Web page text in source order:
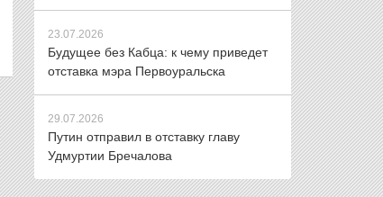
23.07.2026
Будущее без Кабца: к чему приведет
отставка мэра Первоуральска
29.07.2026
Путин отправил в отставку главу
Удмуртии Бречалова